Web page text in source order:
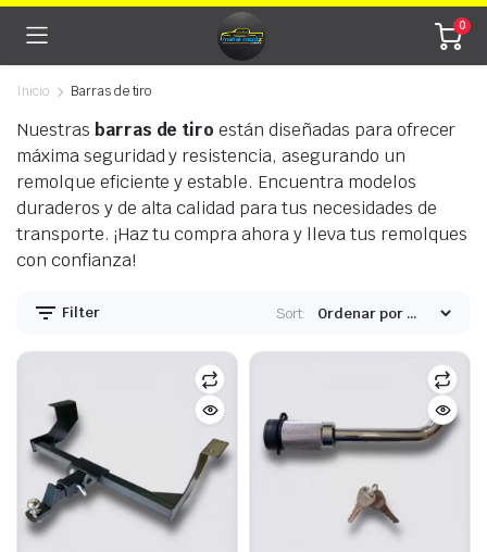
0
Inicio Barras de tiro
Nuestras barras de tiro están diseñadas para ofrecer
máxima seguridad y resistencia, asegurando un
remolque eficiente y estable. Encuentra modelos
duraderos y de alta calidad para tus necesidades de
transporte. ¡Haz tu compra ahora y lleva tus remolques
con confianza!
Filter Sort: